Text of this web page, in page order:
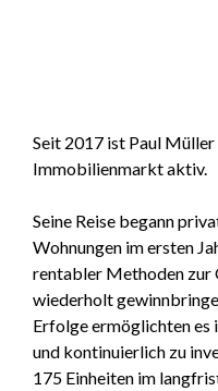
Seit 2017 ist Paul
Immobilienmarkt aktiv.
Seine Reise begann
Wohnungen im ersten
rentabler Methoden
wiederholt
Erfolge ermöglichten es
und kontinuierlich zu
175 Einheiten im